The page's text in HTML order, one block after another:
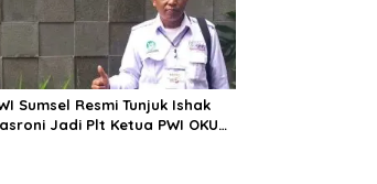
Sumsel Resmi Tunjuk Ishak
Jadi Plt Ketua PWI OKU